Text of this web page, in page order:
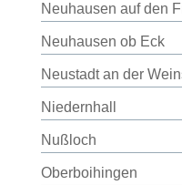
Neuhausen auf den
Neuhausen ob Eck
Neustadt an der
Niedernhall
Nußloch
Oberboihingen